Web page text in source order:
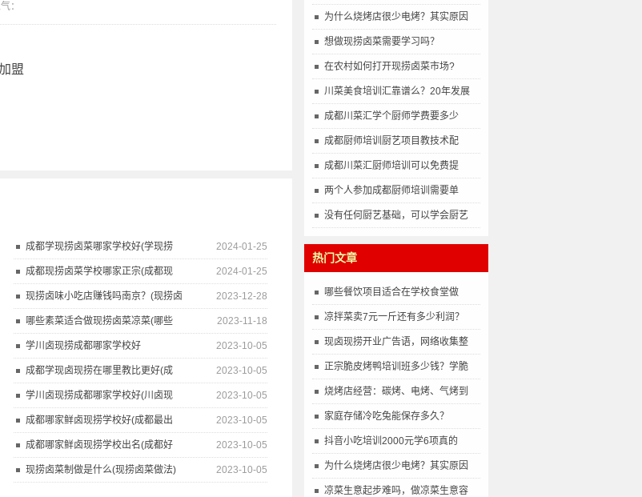
为什么烧烤店很少电烤？其实原因
想做现捞卤菜需要学习吗？
在农村如何打开现捞卤菜市场?
川菜美食培训汇靠谱么？20年发展
成都川菜汇学个厨师学费要多少
成都厨师培训厨艺项目教技术配
成都川菜汇厨师培训可以免费提
两个人参加成都厨师培训需要单
没有任何厨艺基础，可以学会厨艺
热门文章
哪些餐饮项目适合在学校食堂做
凉拌菜卖7元一斤还有多少利润？
现卤现捞开业广告语，网络收集整
正宗脆皮烤鸭培训班多少钱？学脆
烧烤店经营：碳烤、电烤、气烤到
家庭存储冷吃兔能保存多久？
抖音小吃培训2000元学6项真的
为什么烧烤店很少电烤？其实原因
凉菜生意起步难吗，做凉菜生意容
：
盟
2024-01-25
成都学现捞卤菜哪家学校好(学现捞
2024-01-25
成都现捞卤菜学校哪家正宗(成都现
2023-12-28
现捞卤味小吃店赚钱吗南京？(现捞卤
2023-11-18
哪些素菜适合做现捞卤菜凉菜(哪些
2023-10-05
学川卤现捞成都哪家学校好
2023-10-05
成都学现卤现捞在哪里教比更好(成
2023-10-05
学川卤现捞成都哪家学校好(川卤现
2023-10-05
成都哪家鲜卤现捞学校好(成都最出
2023-10-05
成都哪家鲜卤现捞学校出名(成都好
2023-10-05
现捞卤菜制做是什么(现捞卤菜做法)